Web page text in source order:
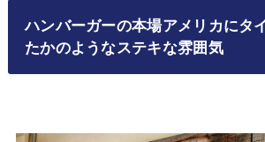
ハンバーガーの本場アメリカにタ
たかのようなステキな雰囲気